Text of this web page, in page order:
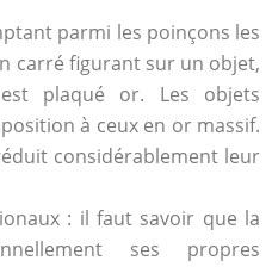
parmi les poinçons les
carré figurant sur un objet,
plaqué or. Les objets
à ceux en or massif.
considérablement leur
: il faut savoir que la
ses propres